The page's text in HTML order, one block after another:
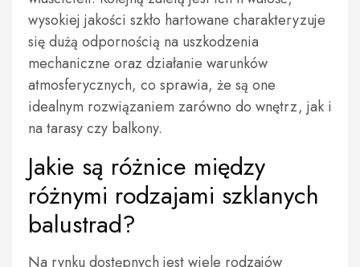
wysokiej jakości szkło hartowane charakteryzuje
się dużą odpornością na uszkodzenia
mechaniczne oraz działanie warunków
atmosferycznych, co sprawia, że są one
idealnym rozwiązaniem zarówno do wnętrz, jak i
na tarasy czy balkony.
Jakie są różnice między
różnymi rodzajami szklanych
balustrad?
Na rynku dostępnych jest wiele rodzajów